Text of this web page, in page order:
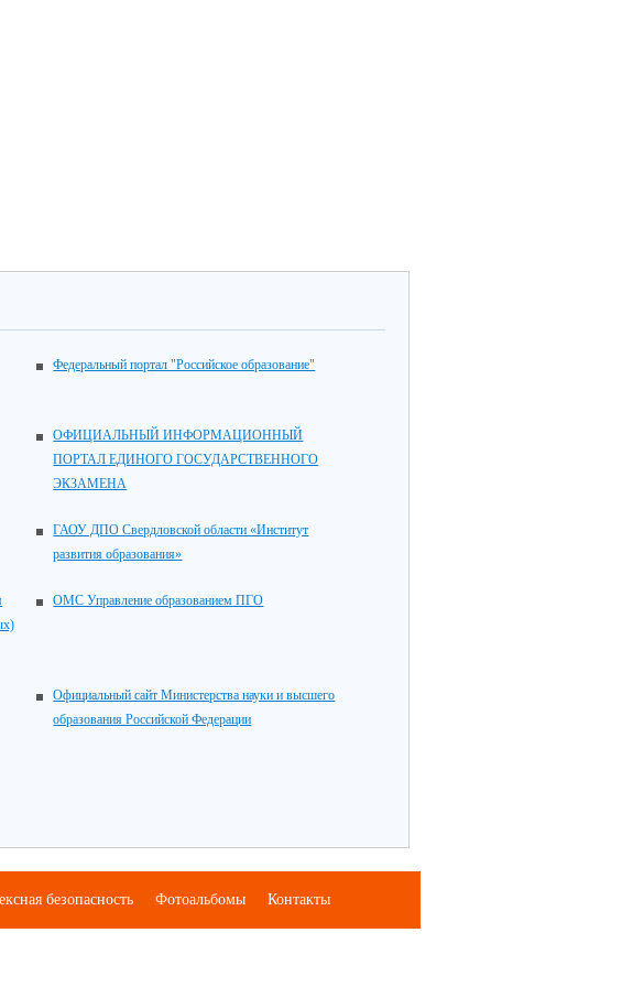
Федеральный портал "Российское образование"
ОФИЦИАЛЬНЫЙ ИНФОРМАЦИОННЫЙ
ПОРТАЛ ЕДИНОГО ГОСУДАРСТВЕННОГО
ЭКЗАМЕНА
ГАОУ ДПО Свердловской области «Институт
развития образования»
ОМС Управление образованием ПГО
Официальный сайт Министерства науки и высшего
образования Российской Федерации
безопасность Фотоальбомы Контакты